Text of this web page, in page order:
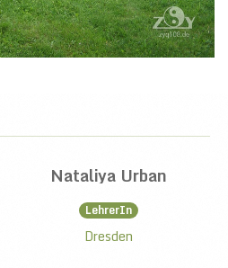
Nataliya Urban
LehrerIn
Dresden